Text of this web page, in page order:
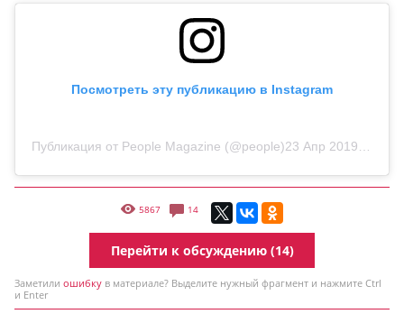
Посмотреть эту публикацию в Instagram
Публикация от People Magazine (@people)23 Апр 2019 в 6:00 PDT
5867 14
Перейти к обсуждению (14)
Заметили ошибку в материале? Выделите нужный фрагмент и нажмите Ctrl
и Enter